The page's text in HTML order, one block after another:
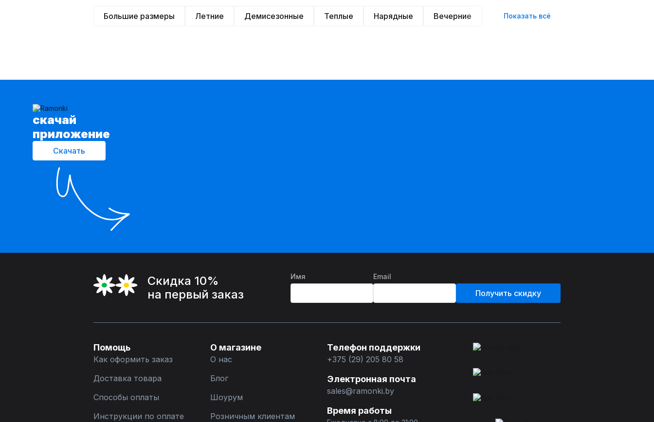
Большие размеры Летние Демисезонные Теплые Нарядные Вечерние Трикотажные
Показать всё
cкачай
приложение
Скачать
Скидка 10%
на первый заказ
Имя Email
Получить скидку
Помощь
Как оформить заказ
Доставка товара
Способы оплаты
Инструкции по оплате
О магазине
О нас
Блог
Шоурум
Розничным клиентам
Телефон поддержки
+375 (29) 205 80 58
Электронная почта
sales@ramonki.by
Время работы